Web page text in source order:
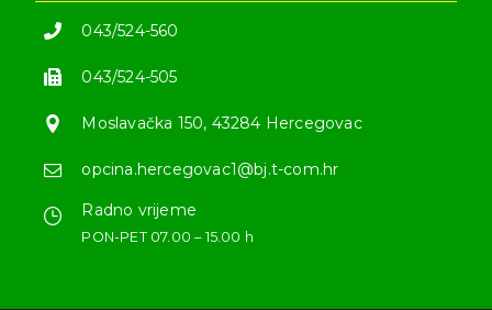
043/524-560
043/524-505
Moslavačka 150, 43284 Hercegovac
opcina.hercegovac1@bj.t-com.hr
Radno vrijeme
PON-PET 07.00 – 15.00 h